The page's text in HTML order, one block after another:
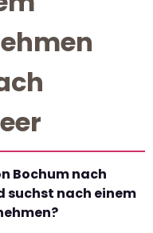
Bochum nach
suchst nach einem